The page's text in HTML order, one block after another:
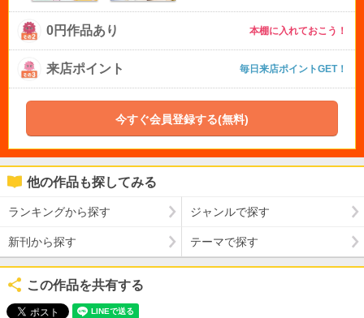
0円作品あり 本棚に入れておこう！
来店ポイント 毎日来店ポイントGET！
今すぐ会員登録する(無料)
他の作品も探してみる
ランキングから探す ジャンルで探す
新刊から探す テーマで探す
この作品を共有する